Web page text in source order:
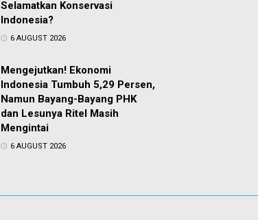
Selamatkan Konservasi
Indonesia?
6 AUGUST 2026
Mengejutkan! Ekonomi
Indonesia Tumbuh 5,29 Persen,
Namun Bayang-Bayang PHK
dan Lesunya Ritel Masih
Mengintai
6 AUGUST 2026